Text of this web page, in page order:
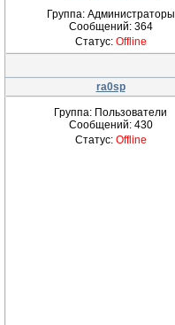
Группа: Администраторы
Сообщений: 364
Статус: Offline
ra0sp
Группа: Пользователи
Сообщений: 430
Статус: Offline